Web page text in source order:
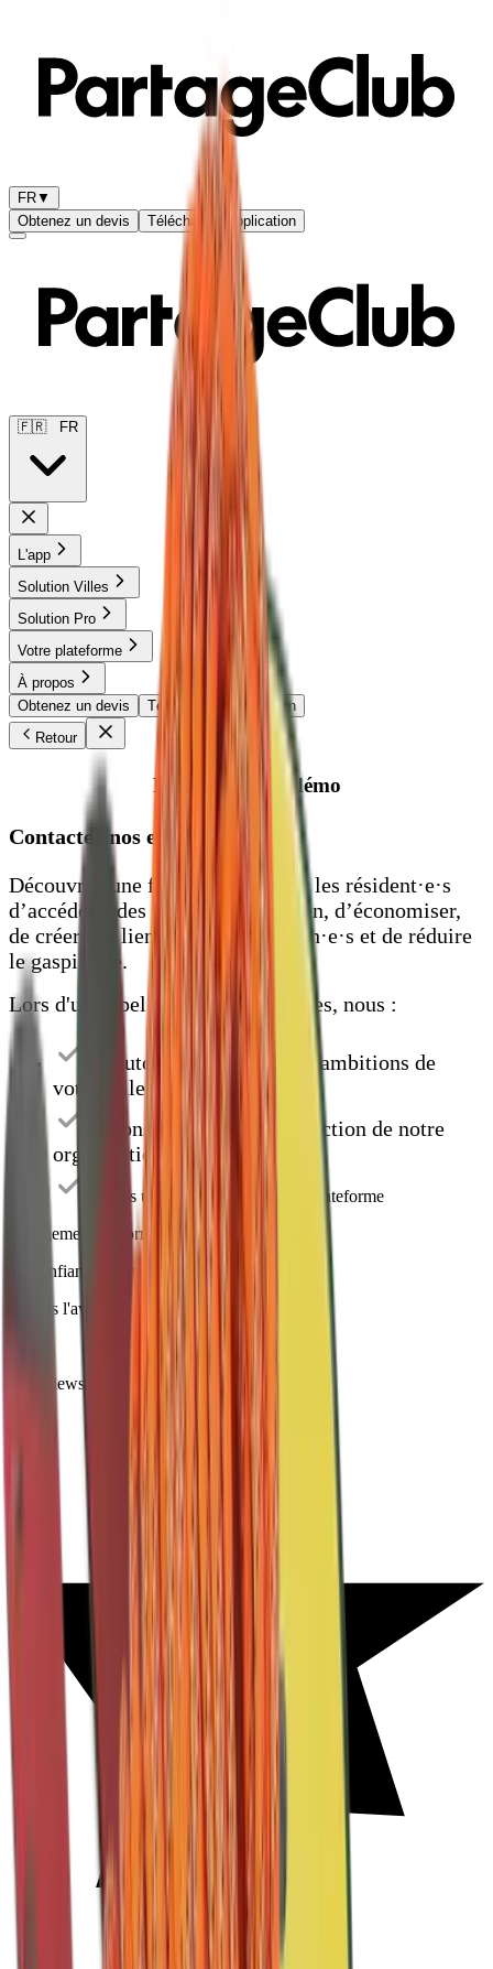
FR▼
Obtenez un devis
Télécharge l'application
🇫🇷 FR
L'app
Solution Villes
Solution Pro
Votre plateforme
À propos
Obtenez un devis
Télécharge l'application
Retour
Demander une démo
Contactez nos expert·e·s
Découvrez une façon simple pour les résident·e·s
d’accéder à des objets du quotidien, d’économiser,
de créer des liens avec leurs voisin·e·s et de réduire
le gaspillage.
Lors d'un appel vidéo de 30 minutes, nous :
discutons des défis et des ambitions de
votre ville
faisons une courte introduction de notre
organisation
faisons une démonstration de la plateforme
Chargement du formulaire...
La confiance est importante
et nous l'avons gagnée !
reviews